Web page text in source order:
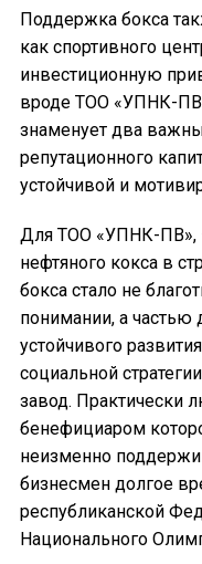
Поддержка бокса
как спортивного
инвестиционную
вроде ТОО «УПНК-
знаменует два
репутационного
устойчивой и
Для ТОО «УПНК-ПВ»,
нефтяного кокса в
бокса стало не
понимании, а частью
устойчивого
социальной
завод. Практически
бенефициаром
неизменно
бизнесмен долгое
республиканской
Национального